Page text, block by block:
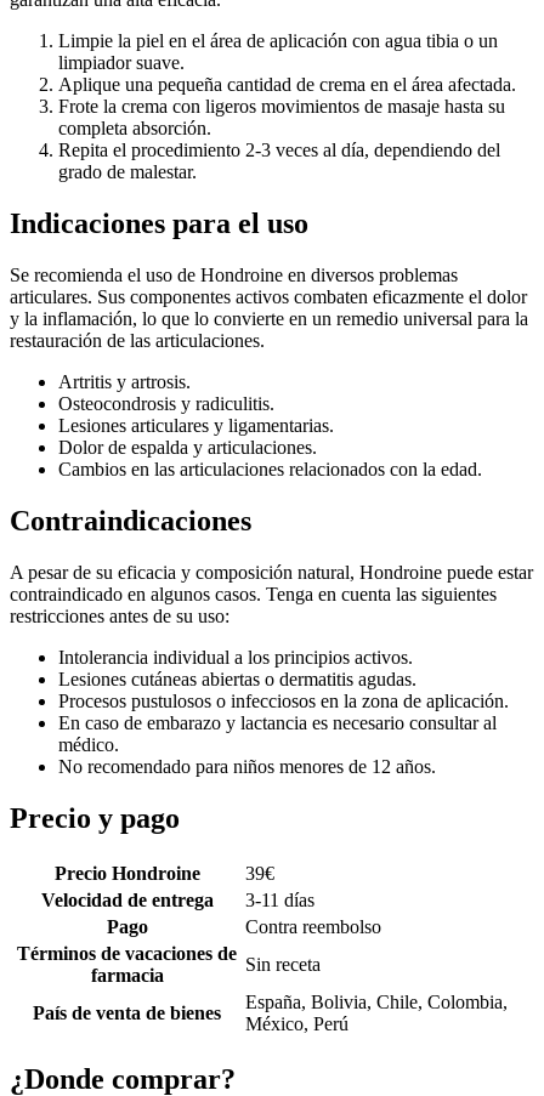
Limpie la piel en el área de aplicación con agua tibia o un
limpiador suave.
Aplique una pequeña cantidad de crema en el área afectada.
Frote la crema con ligeros movimientos de masaje hasta su
completa absorción.
Repita el procedimiento 2-3 veces al día, dependiendo del
grado de malestar.
Indicaciones para el uso
Se recomienda el uso de Hondroine en diversos problemas
articulares. Sus componentes activos combaten eficazmente el dolor
y la inflamación, lo que lo convierte en un remedio universal para la
restauración de las articulaciones.
Artritis y artrosis.
Osteocondrosis y radiculitis.
Lesiones articulares y ligamentarias.
Dolor de espalda y articulaciones.
Cambios en las articulaciones relacionados con la edad.
Contraindicaciones
A pesar de su eficacia y composición natural, Hondroine puede estar
contraindicado en algunos casos. Tenga en cuenta las siguientes
restricciones antes de su uso:
Intolerancia individual a los principios activos.
Lesiones cutáneas abiertas o dermatitis agudas.
Procesos pustulosos o infecciosos en la zona de aplicación.
En caso de embarazo y lactancia es necesario consultar al
médico.
No recomendado para niños menores de 12 años.
Precio y pago
Precio Hondroine 39€
Velocidad de entrega
3-11 días
Pago
Contra reembolso
Términos de vacaciones de
farmacia
Sin receta
País de venta de bienes
España, Bolivia, Chile, Colombia,
México, Perú
¿Donde comprar?